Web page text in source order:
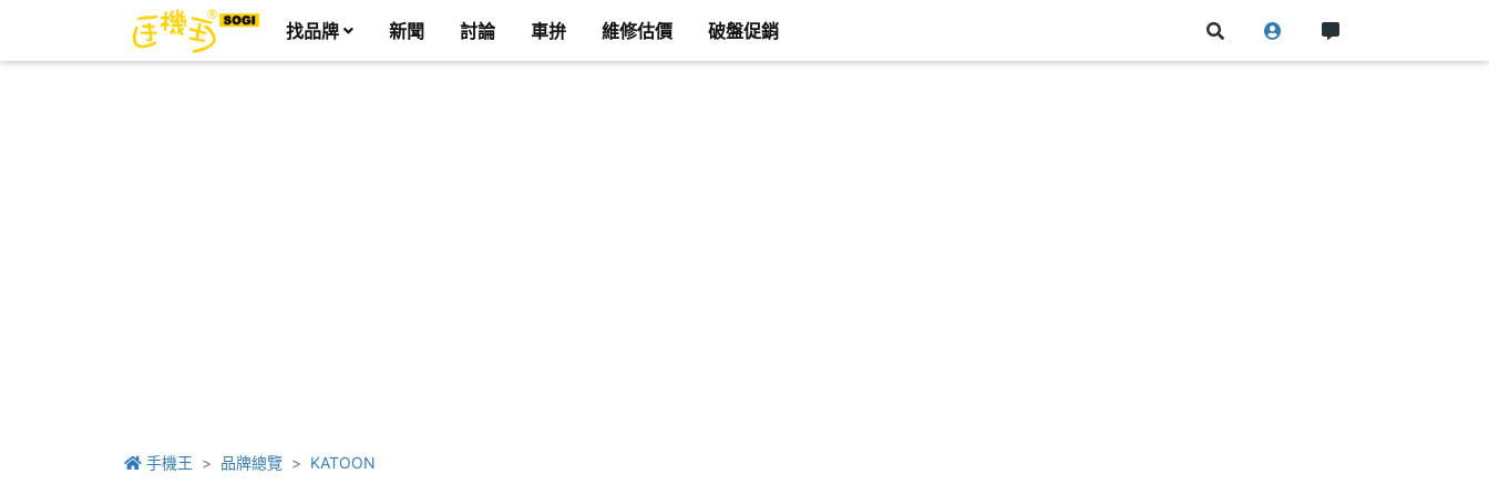
找品牌 新聞 討論 車拚 維修估價 破盤促銷
手機王 品牌總覽 KATOON